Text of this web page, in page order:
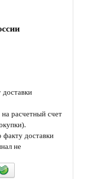
доставки
расчетный счет
доставки
не